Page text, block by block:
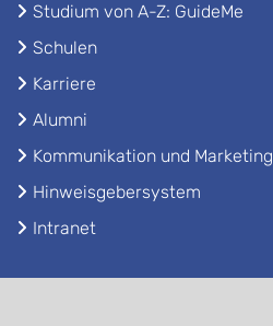
Studium von A-Z: GuideMe
Schulen
Karriere
Alumni
Kommunikation und Marketing
Hinweisgebersystem
Intranet